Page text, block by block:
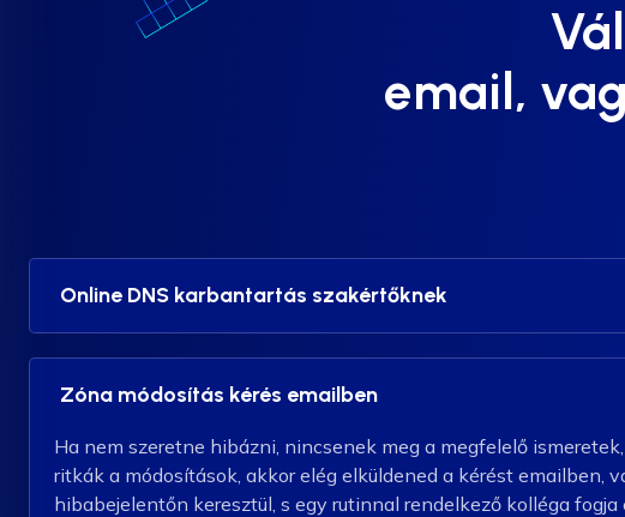
email,
Online DNS karbantartás szakértőknek
Zóna módosítás kérés emailben
Ha nem szeretne hibázni, nincsenek meg a megfelelő
ritkák a módosítások, akkor elég elküldened a kérést emailben,
hibabejelentőn keresztül, s egy rutinnal rendelkező kolléga fogja